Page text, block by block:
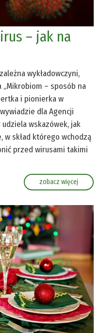
– jak na
wykładowczyni,
– sposób na
i pionierka w
dla Agencji
wskazówek, jak
skład którego wchodzą
przed wirusami takimi
zobacz więcej